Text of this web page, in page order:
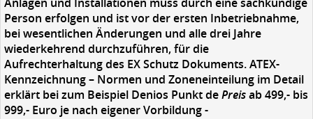
Person erfolgen und ist vor der ersten Inbetriebnahme,
bei wesentlichen Änderungen und alle drei Jahre
wiederkehrend durchzuführen, für die
Aufrechterhaltung des EX Schutz Dokuments. ATEX-
Kennzeichnung – Normen und Zoneneinteilung im Detail
erklärt bei zum Beispiel Denios Punkt dePreisab 499,- bis
999,- Euro je nach eigener Vorbildung -